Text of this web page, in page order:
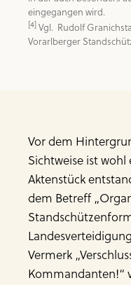
[4] Vgl.  Rudolf
Vorarlberger
Vor dem
Sichtweise ist
Aktenstück
dem Betreff
Vermerk
Kommandanten!“